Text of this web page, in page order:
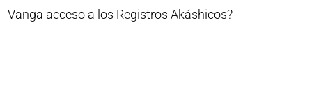
Vanga acceso a los Registros Akáshicos?